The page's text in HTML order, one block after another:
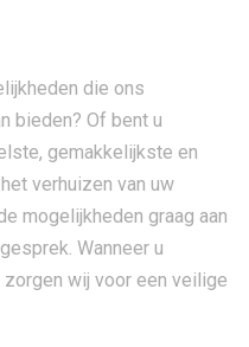
die ons
bieden? Of bent u
gemakkelijkste en
verhuizen van uw
mogelijkheden graag aan
Wanneer u
wij voor een veilige